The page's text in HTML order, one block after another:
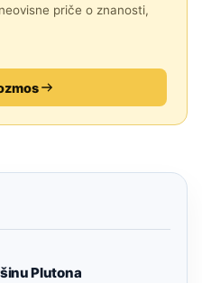
priče o znanosti,
Plutona